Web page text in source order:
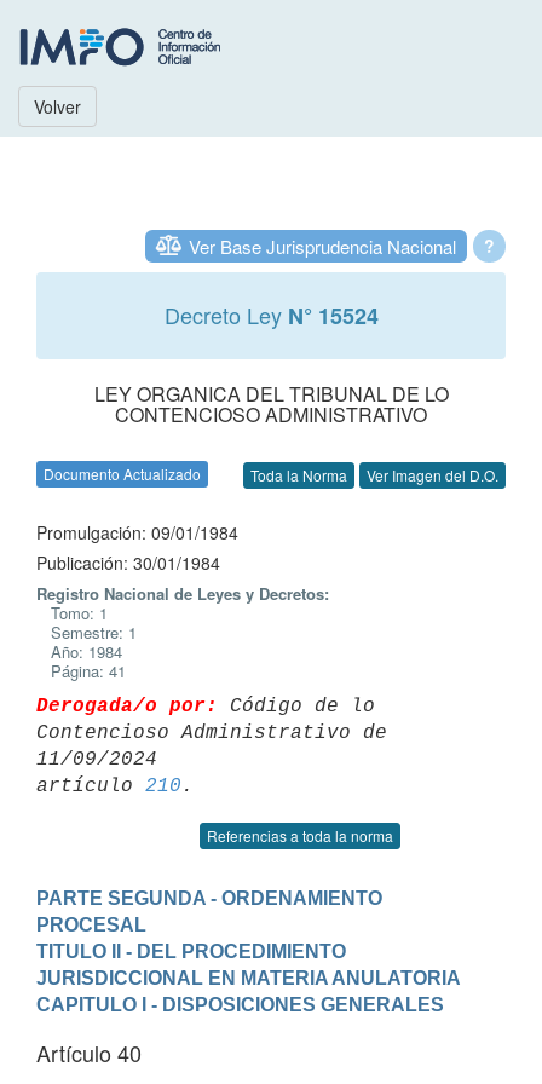
Volver
?
Ver Base Jurisprudencia Nacional
Decreto Ley N° 15524
LEY ORGANICA DEL TRIBUNAL DE LO
CONTENCIOSO ADMINISTRATIVO
Documento Actualizado Toda la Norma Ver Imagen del D.O.
Promulgación: 09/01/1984
Publicación: 30/01/1984
Registro Nacional de Leyes y Decretos:
Tomo: 1
Semestre: 1
Año: 1984
Página: 41
Derogada/o por:
Código de lo
Contencioso Administrativo de
11/09/2024
artículo 210
Referencias a toda la norma
PARTE SEGUNDA - ORDENAMIENTO
PROCESAL
TITULO II - DEL PROCEDIMIENTO
JURISDICCIONAL EN MATERIA ANULATORIA
CAPITULO I - DISPOSICIONES GENERALES
Artículo 40